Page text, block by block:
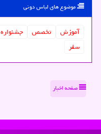
موضوع های لباس دونی
آموزش تخصص جشنواره
سفر
صفحه اخبار